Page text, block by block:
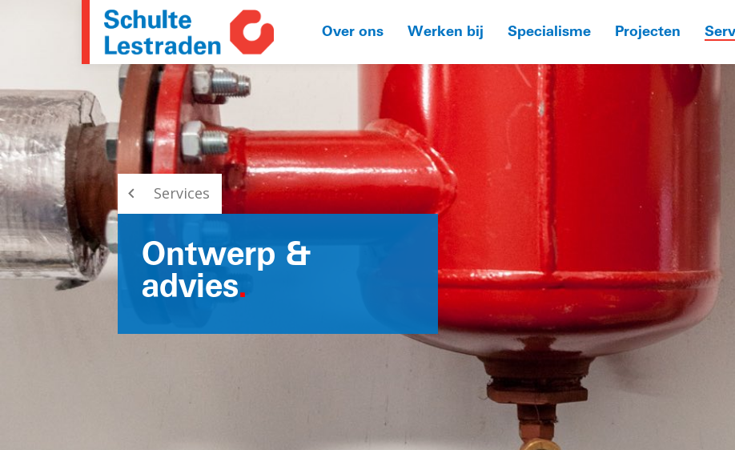
Over ons Werken bij Specialisme Projecten
Services
Ontwerp &
advies.